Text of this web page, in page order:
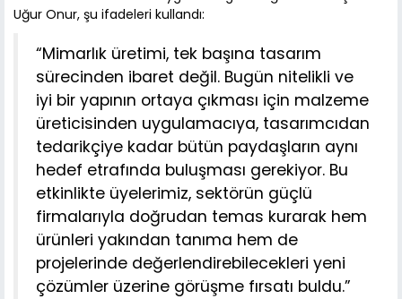
Uğur Onur, şu ifadeleri kullandı:
“Mimarlık üretimi, tek başına tasarım
sürecinden ibaret değil. Bugün nitelikli ve
iyi bir yapının ortaya çıkması için malzeme
üreticisinden uygulamacıya, tasarımcıdan
tedarikçiye kadar bütün paydaşların aynı
hedef etrafında buluşması gerekiyor. Bu
etkinlikte üyelerimiz, sektörün güçlü
firmalarıyla doğrudan temas kurarak hem
ürünleri yakından tanıma hem de
projelerinde değerlendirebilecekleri yeni
çözümler üzerine görüşme fırsatı buldu.”